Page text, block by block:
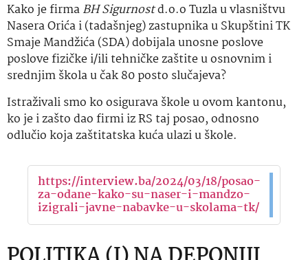
Kako je firmaBH Sigurnostd.o.o Tuzla u vlasništvu
Nasera Orića i (tadašnjeg) zastupnika u Skupštini TK
Smaje Mandžića (SDA) dobijala unosne poslove
poslove fizičke i/ili tehničke zaštite u osnovnim i
srednjim škola u čak 80 posto slučajeva?
Istraživali smo ko osigurava škole u ovom kantonu,
ko je i zašto dao firmi iz RS taj posao, odnosno
odlučio koja zaštitatska kuća ulazi u škole.
https://interview.ba/2024/03/18/posao-
za-odane-kako-su-naser-i-mandzo-
izigrali-javne-nabavke-u-skolama-tk/